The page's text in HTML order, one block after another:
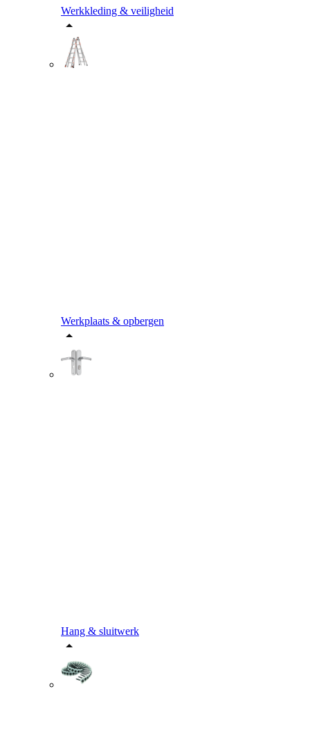
Werkkleding & veiligheid
Werkplaats & opbergen
Hang & sluitwerk